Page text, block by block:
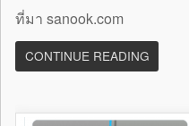
ที่มา sanook.com
CONTINUE READING